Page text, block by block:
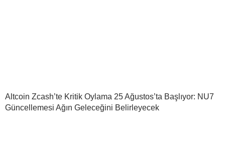
Altcoin Zcash’te Kritik Oylama 25 Ağustos’ta Başlıyor: NU7
Güncellemesi Ağın Geleceğini Belirleyecek